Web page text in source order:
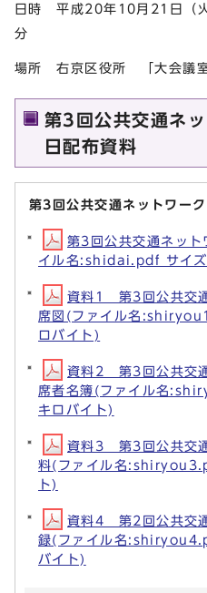
日時 平成20年10月21日（
分
場所 右京区役所 「大会議室
第3回公共交通ネ
日配布資料
第3回公共交通ネットワー
第3回公共交通ネッ
イル名:shidai.pdf サイ
資料1 第3回公共交
席図(ファイル名
ロバイト)
資料2 第3回公共交
席者名簿(ファイル名
キロバイト)
資料3 第3回公共交
料(ファイル名
ト)
資料4 第2回公共交
録(ファイル名
バイト)